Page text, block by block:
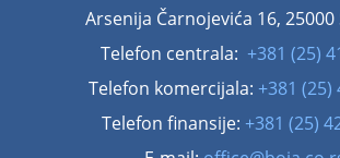
Arsenija Čarnojevića 16,
Telefon centrala: +381 (25)
Telefon komercijala: +381 (25)
Telefon finansije: +381 (25)